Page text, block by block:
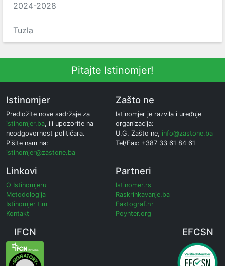
2024-2028
Tuzla
Pitajte Istinomjer!
Istinomjer
Predložite nove sadržaje za
istinomjer.ba, ili upozorite na
neodgovornost političara.
Pišite nam na:
istinomjer@zastone.ba
Zašto ne
Istinomjer je razvila i uređuje
organizacija:
U.G. Zašto ne, info@zastone.ba
Tel/Fax: +387 33 61 84 61
Linkovi
O Istinomjeru
Metodologija
Istinomjer tim
Kontakt
Partneri
Istinomer.rs
Raskrinkavanje.ba
Faktograf.hr
Poynter.org
IFCN EFCSN